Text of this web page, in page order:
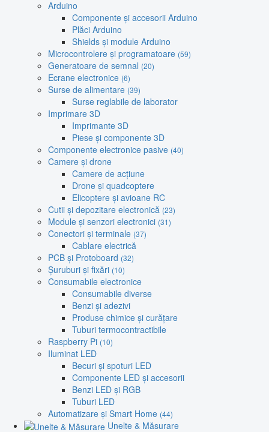
Arduino
Componente și accesorii Arduino
Plăci Arduino
Shields și module Arduino
Microcontrolere și programatoare (59)
Generatoare de semnal (20)
Ecrane electronice (6)
Surse de alimentare (39)
Surse reglabile de laborator
Imprimare 3D
Imprimante 3D
Piese și componente 3D
Componente electronice pasive (40)
Camere și drone
Camere de acțiune
Drone și quadcoptere
Elicoptere și avioane RC
Cutii și depozitare electronică (23)
Module și senzori electronici (31)
Conectori și terminale (37)
Cablare electrică
PCB și Protoboard (32)
Șuruburi și fixări (10)
Consumabile electronice
Consumabile diverse
Benzi și adezivi
Produse chimice și curățare
Tuburi termocontractibile
Raspberry Pi (10)
Iluminat LED
Becuri și spoturi LED
Componente LED și accesorii
Benzi LED și RGB
Tuburi LED
Automatizare și Smart Home (44)
Unelte & Măsurare